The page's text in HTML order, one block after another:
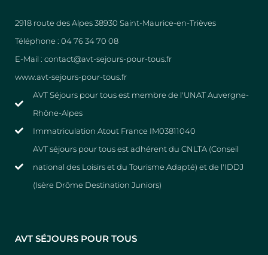
2918 route des Alpes 38930 Saint-Maurice-en-Trièves
Téléphone : 04 76 34 70 08
E-Mail : contact@avt-sejours-pour-tous.fr
www.avt-sejours-pour-tous.fr
AVT Séjours pour tous est membre de l'UNAT Auvergne-
Rhône-Alpes
Immatriculation Atout France IM03811040
AVT séjours pour tous est adhérent du CNLTA (Conseil
national des Loisirs et du Tourisme Adapté) et de l'IDDJ
(Isère Drôme Destination Juniors)
AVT SÉJOURS POUR TOUS